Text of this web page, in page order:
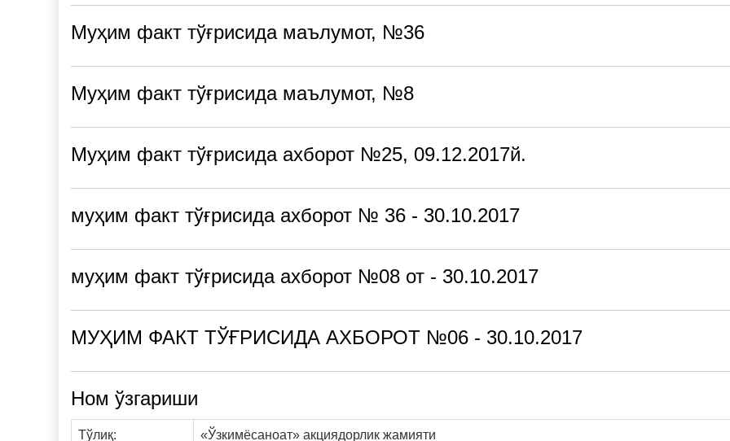
Муҳим факт тўғрисида маълумот, №36
Муҳим факт тўғрисида маълумот, №8
Муҳим факт тўғрисида ахборот №25, 09.12.2017й.
муҳим факт тўғрисида ахборот № 36 - 30.10.2017
муҳим факт тўғрисида ахборот №08 от - 30.10.2017
МУҲИМ ФАКТ ТЎҒРИСИДА АХБОРОТ №06 - 30.10.2017
Ном ўзгариши
Тўлиқ: «Ўзкимёсаноат» акциядорлик жамияти